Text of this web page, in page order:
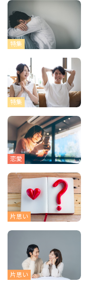
特集
特集
恋愛
片思い
片思い